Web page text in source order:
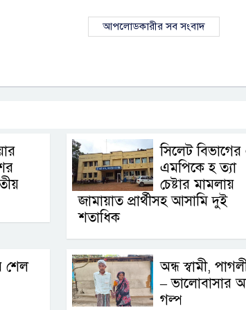
আপলোডকারীর সব সংবাদ
সিলেট
এমপিকে হ ত্যা
চেষ্টার মামলায়
জামায়াত প্রার্থীসহ আসামি দুই
শতাধিক
শেল
অন্ধ স্বামী, পাগলী
– ভালোবাসার
গল্প